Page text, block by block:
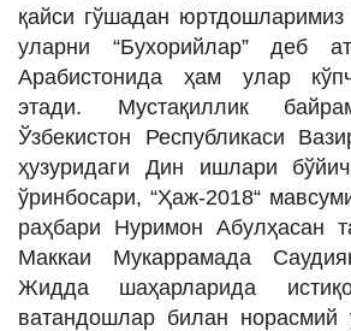
Саломатлик
Бу қизиқ
Реклама
СПОРТ
ТЕХНОЛОГИЯ
қайси гўшадан юртдошларимиз
уларни “Бухорийлар” деб
Арабистонида ҳам улар
этади. Мустақиллик
Ўзбекистон Республикаси
ҳузуридаги Дин ишлари
ўринбосари, “Ҳаж-2018“
раҳбари Нуримон Абулҳасан
Маккаи Мукаррамада
Жидда шаҳарларида
ватандошлар билан норасмий